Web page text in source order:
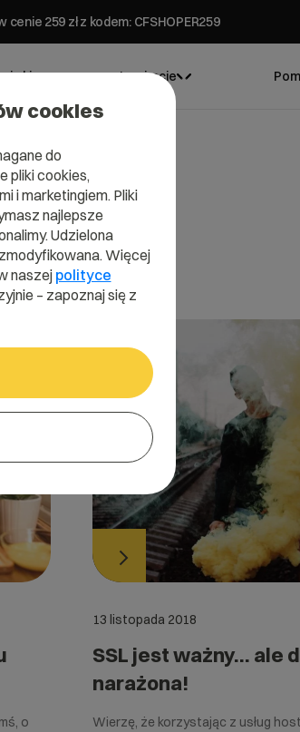
259 zł z kodem: CFSHOPER259
biznesowe Inspiracje
o
13 listopada 2018
SSL jest ważny… ale
narażona!
Wierzę, że korzystając z usług
cookies
do
pliki cookies,
i marketingiem. Pliki
najlepsze
Udzielona
Więcej
naszej polityce
– zapoznaj się z